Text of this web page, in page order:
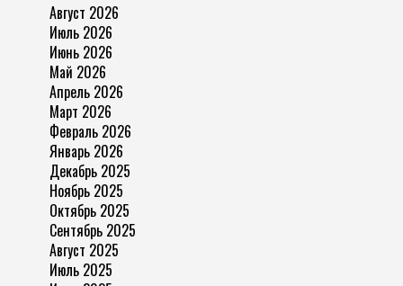
Август 2026
Июль 2026
Июнь 2026
Май 2026
Апрель 2026
Март 2026
Февраль 2026
Январь 2026
Декабрь 2025
Ноябрь 2025
Октябрь 2025
Сентябрь 2025
Август 2025
Июль 2025